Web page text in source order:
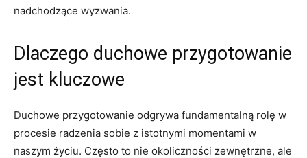
nadchodzące wyzwania.
Dlaczego duchowe przygotowanie
jest kluczowe
Duchowe ‍przygotowanie odgrywa fundamentalną rolę w ​
procesie radzenia sobie z istotnymi momentami​ w
naszym życiu.‌ Często to nie okoliczności zewnętrzne, ale